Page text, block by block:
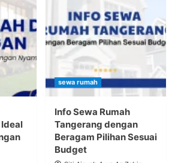
sewa rumah
Info Sewa Rumah
Tangerang dengan
Beragam Pilihan Sesuai
Budget